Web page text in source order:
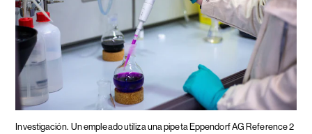
Investigación. Un empleado utiliza una pipeta Eppendorf AG Reference 2